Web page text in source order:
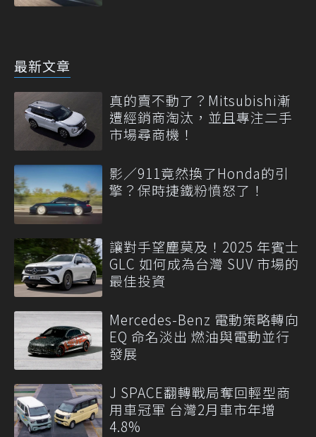
最新文章
真的賣不動了？Mitsubishi漸
遭經銷商淘汰，並且專注二手
市場尋商機！
影／911竟然換了Honda的引
擎？保時捷鐵粉憤怒了！
讓對手望塵莫及！2025 年賓士
GLC 如何成為台灣 SUV 市場的
最佳投資
Mercedes-Benz 電動策略轉向
EQ 命名淡出 燃油與電動並行
發展
J SPACE翻轉戰局奪回輕型商
用車冠軍 台灣2月車市年增
4.8%